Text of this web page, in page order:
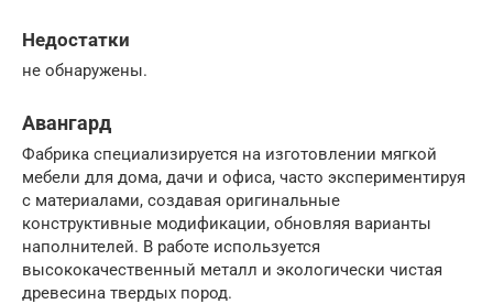
Недостатки
не обнаружены.
Авангард
Фабрика специализируется на изготовлении мягкой
мебели для дома, дачи и офиса, часто экспериментируя
с материалами, создавая оригинальные
конструктивные модификации, обновляя варианты
наполнителей. В работе используется
высококачественный металл и экологически чистая
древесина твердых пород.